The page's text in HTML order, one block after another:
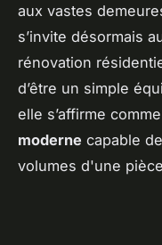
aux vastes
s’invite désormais
rénovation
d’être un simple
elle s’affirme
moderne capable
volumes d'une